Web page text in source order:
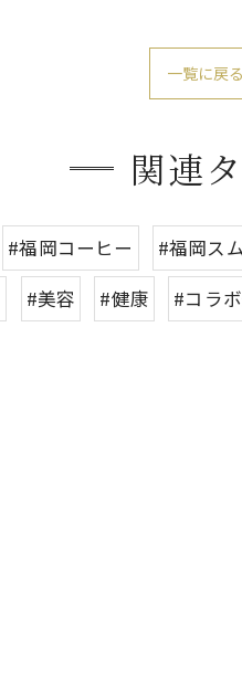
一覧に戻る
関連
#福岡コーヒー #福岡ス
#美容 #健康 #コラ